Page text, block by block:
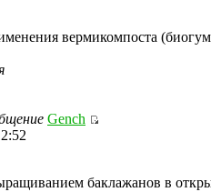
вермикомпоста
Gench
баклажанов в